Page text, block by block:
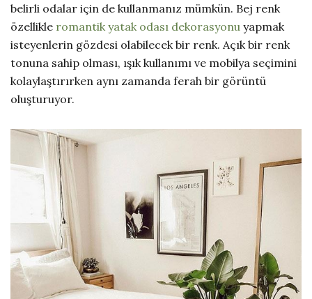
belirli odalar için de kullanmanız mümkün. Bej renk
özellikle romantik yatak odası dekorasyonu yapmak
isteyenlerin gözdesi olabilecek bir renk. Açık bir renk
tonuna sahip olması, ışık kullanımı ve mobilya seçimini
kolaylaştırırken aynı zamanda ferah bir görüntü
oluşturuyor.